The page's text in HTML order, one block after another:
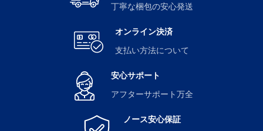
丁寧な梱包の安心発送
オンライン決済
支払い方法について
安心サポート
アフターサポート万全
ノース安心保証